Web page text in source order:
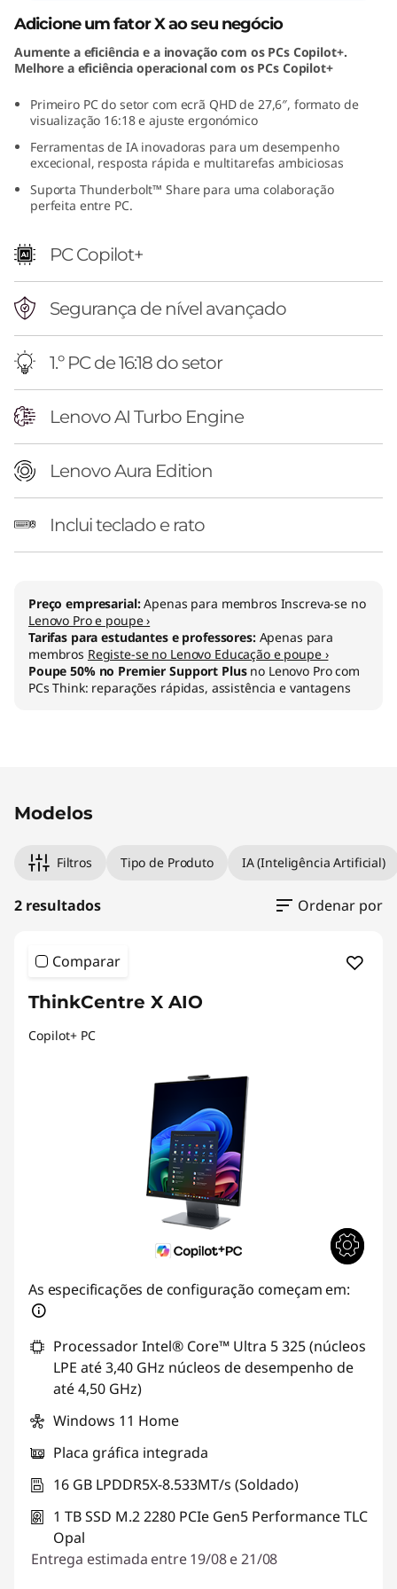
o
n
2
8
n
e
Adicione um fator X ao seu negócio
Aumente a eficiência e a inovação com os PCs Copilot+.
Melhore a eficiência operacional com os PCs Copilot+
Primeiro PCdo setor com ecrã QHD de 27,6″, formato de
visualização 16:18 e ajuste ergonómico
Ferramentas de IA inovadoras para um desempenho
excecional, resposta rápida e multitarefas ambiciosas
Suporta Thunderbolt™ Share para uma colaboração
perfeita entre PC.
PC Copilot+
Segurança de nível avançado
1.º PC de 16:18 do setor
Lenovo AI Turbo Engine
Lenovo Aura Edition
Inclui teclado e rato
Preço empresarial:Apenas para membros Inscreva-se no
Lenovo Pro e poupe ›
Tarifas para estudantes e professores: Apenas para
membros Registe-se no Lenovo Educação e poupe ›
Poupe 50% no Premier Support Plusno Lenovo Pro com
PCs Think: reparações rápidas, assistência e vantagens
Modelos
Filtros Tipo de Produto IA (Inteligência Artificial)
2 resultados Ordenar por
Comparar
ThinkCentre X AIO
Copilot+ PC
As especificações de configuração começam em:
Processador Intel® Core™ Ultra 5 325 (núcleos
LPE até 3,40 GHz núcleos de desempenho de
até 4,50 GHz)
Windows 11 Home
Placa gráfica integrada
16 GB LPDDR5X-8.533MT/s (Soldado)
1 TB SSD M.2 2280 PCIe Gen5 Performance TLC
Opal
Entrega estimada entre 19/08 e 21/08